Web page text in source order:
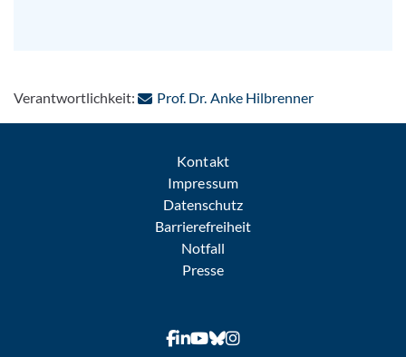
Verantwortlichkeit: Prof. Dr. Anke Hilbrenner: Per E-Mail
Kontakt
Impressum
Datenschutz
Barrierefreiheit
Notfall
Presse